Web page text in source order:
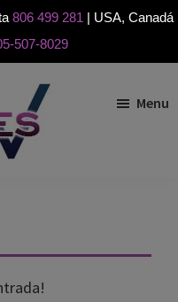
806 499 281 | USA, Canadá
507-8029
Menu